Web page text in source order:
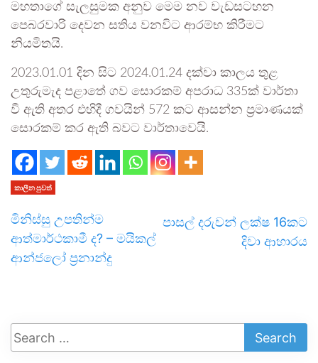
මහතාගේ සැලසුමක අනුව මෙම නව වැඩසටහන
පෙබරවාරි දෙවන සතිය වනවිට ආරම්භ කිරීමට
නියමිතයි.
2023.01.01 දින සිට 2024.01.24 දක්වා කාලය තුළ
උතුරුමැද පළාතේ ගව සොරකම් අපරාධ 335ක් වාර්තා
වී ඇති අතර එහිදී ගවයින් 572 කට ආසන්න ප්‍රමාණයක්
සොරකම් කර ඇති බවට වාර්තාවෙයි.
කාලීන පුවත්
මිනිස්සු උපතින්ම
ආත්මාර්ථකාමී ද? – මයිකල්
ආන්ජලෝ ප්‍රනාන්දු
පාසල් දරුවන් ලක්ෂ 16කට
දිවා ආහාරය